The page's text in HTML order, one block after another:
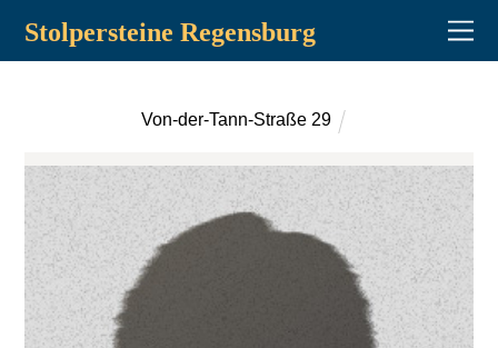
Stolpersteine Regensburg
Von-der-Tann-Straße 29